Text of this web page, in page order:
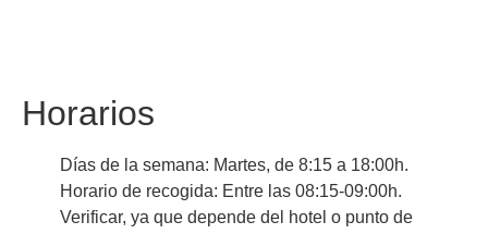
Horarios
Días de la semana: Martes, de 8:15 a 18:00h.
Horario de recogida: Entre las 08:15-09:00h.
Verificar, ya que depende del hotel o punto de